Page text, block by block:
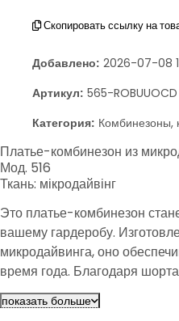
Скопировать ссылку на
Добавлено: 2026-07-08
Артикул: 565-ROBUUOCD
Категория: Комбинезоны,
Платье-комбинезон из
Мод. 516
Ткань: мікродайвінг
Это платье-комбинезон
вашему гардеробу.
микродайвинга, оно
время года. Благодаря
волноваться о погоде.
повседневной носки и
показать больше